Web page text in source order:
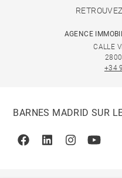
AGENCE
CALLE
+34
BARNES MADRID SUR
FacebookLinkedinInstagram